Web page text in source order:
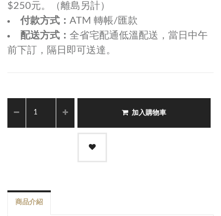
$250元。（離島另計）
付款方式： ATM 轉帳/匯款
配送方式： 全省宅配通低溫配送，當日中午
前下訂，隔日即可送達。
加入購物車
商品介紹